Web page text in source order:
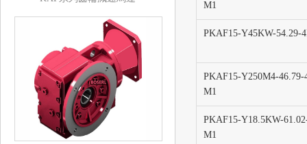
M1
PKAF15-Y45KW-54.29-
PKAF15-Y250M4-46.79-
M1
PKAF15-Y18.5KW-
M1